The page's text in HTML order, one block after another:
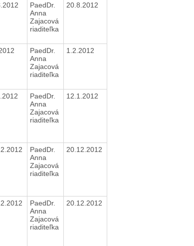
PaedDr.
Anna
Zajacová
riaditeľka
20.8.2012
PaedDr.
Anna
Zajacová
riaditeľka
1.2.2012
PaedDr.
Anna
Zajacová
riaditeľka
12.1.2012
PaedDr.
Anna
Zajacová
riaditeľka
20.12.2012
PaedDr.
Anna
Zajacová
riaditeľka
20.12.2012